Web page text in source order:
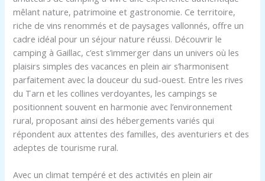
mêlant nature, patrimoine et gastronomie. Ce territoire,
riche de vins renommés et de paysages vallonnés, offre un
cadre idéal pour un séjour nature réussi. Découvrir le
camping à Gaillac, c’est s’immerger dans un univers où les
plaisirs simples des vacances en plein air s’harmonisent
parfaitement avec la douceur du sud-ouest. Entre les rives
du Tarn et les collines verdoyantes, les campings se
positionnent souvent en harmonie avec l’environnement
rural, proposant ainsi des hébergements variés qui
répondent aux attentes des familles, des aventuriers et des
adeptes de tourisme rural.
Avec un climat tempéré et des activités en plein air